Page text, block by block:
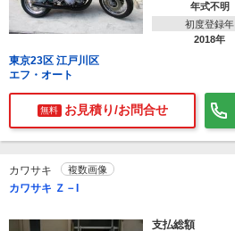
年式不明
初度登録年
2018年
東京23区 江戸川区
エフ・オート
無料 お見積り/お問合せ
カワサキ 複数画像
カワサキ Ｚ－I
支払総額